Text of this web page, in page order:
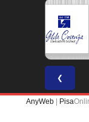
❮
AnyWeb | Pisa